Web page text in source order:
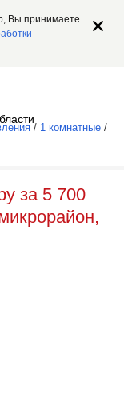
Вы принимаете
/ 1 комнатные /
за 5 700